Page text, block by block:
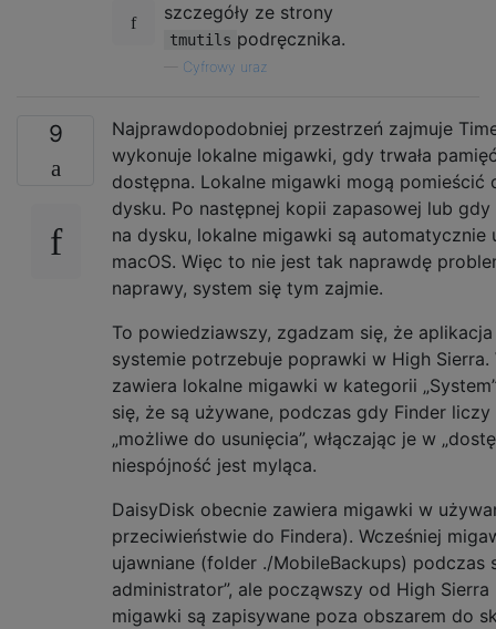
szczegóły ze strony
tmutils podręcznika.
Cyfrowy uraz
9
Najprawdopodobniej przestrzeń zajmuje
wykonuje lokalne migawki, gdy trwała
dostępna. Lokalne migawki mogą pomieścić
dysku. Po następnej kopii zapasowej lub
na dysku, lokalne migawki są automatycznie
macOS. Więc to nie jest tak naprawdę
naprawy, system się tym zajmie.
To powiedziawszy, zgadzam się, że
systemie potrzebuje poprawki w High Sierra.
zawiera lokalne migawki w kategorii
się, że są używane, podczas gdy Finder
„możliwe do usunięcia”, włączając je w
niespójność jest myląca.
DaisyDisk obecnie zawiera migawki w
przeciwieństwie do Findera). Wcześniej
ujawniane (folder ./MobileBackups) podczas
administrator”, ale począwszy od High Sierra
migawki są zapisywane poza obszarem do